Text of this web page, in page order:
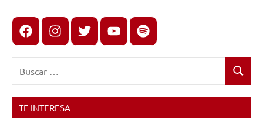
FacebookInstagram
X youtubespotify
Buscar
TE INTERESA